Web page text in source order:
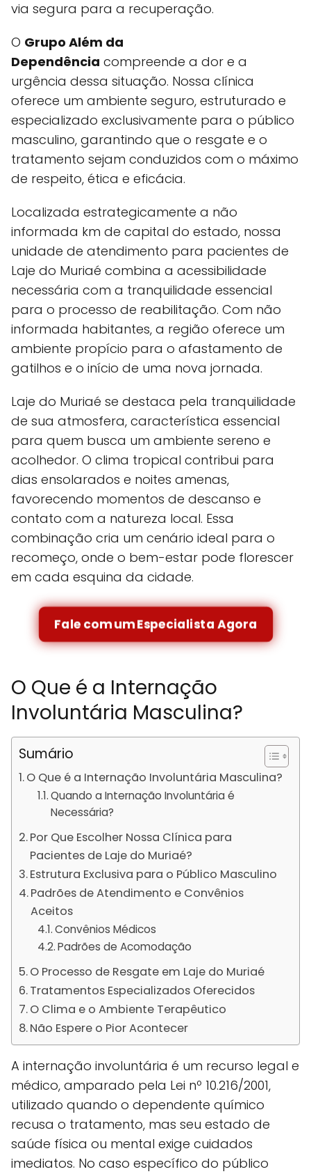
via segura para a recuperação.
O Grupo Além da
Dependência compreende a dor e a
urgência dessa situação. Nossa clínica
oferece um ambiente seguro, estruturado e
especializado exclusivamente para o público
masculino, garantindo que o resgate e o
tratamento sejam conduzidos com o máximo
de respeito, ética e eficácia.
Localizada estrategicamente a não
informada km de capital do estado, nossa
unidade de atendimento para pacientes de
Laje do Muriaé combina a acessibilidade
necessária com a tranquilidade essencial
para o processo de reabilitação. Com não
informada habitantes, a região oferece um
ambiente propício para o afastamento de
gatilhos e o início de uma nova jornada.
Laje do Muriaé se destaca pela tranquilidade
de sua atmosfera, característica essencial
para quem busca um ambiente sereno e
acolhedor. O clima tropical contribui para
dias ensolarados e noites amenas,
favorecendo momentos de descanso e
contato com a natureza local. Essa
combinação cria um cenário ideal para o
recomeço, onde o bem-estar pode florescer
em cada esquina da cidade.
Fale com um Especialista Agora
O Que é a Internação
Involuntária Masculina?
Sumário
O Que é a Internação Involuntária Masculina?
Quando a Internação Involuntária é
Necessária?
Por Que Escolher Nossa Clínica para
Pacientes de Laje do Muriaé?
Estrutura Exclusiva para o Público Masculino
Padrões de Atendimento e Convênios
Aceitos
Convênios Médicos
Padrões de Acomodação
O Processo de Resgate em Laje do Muriaé
Tratamentos Especializados Oferecidos
O Clima e o Ambiente Terapêutico
Não Espere o Pior Acontecer
A internação involuntária é um recurso legal e
médico, amparado pela Lei nº 10.216/2001,
utilizado quando o dependente químico
recusa o tratamento, mas seu estado de
saúde física ou mental exige cuidados
imediatos. No caso específico do público